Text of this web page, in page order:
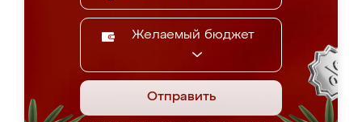
Желаемый бюджет
Отправить